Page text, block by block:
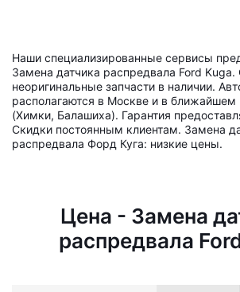
Наши специализированные сервисы
Замена датчика распредвала Ford
неоригинальные запчасти в наличии.
располагаются в Москве и в
(Химки, Балашиха). Гарантия
Скидки постоянным клиентам. Замена
распредвала Форд Куга: низкие цены.
Цена - Замена
распредвала